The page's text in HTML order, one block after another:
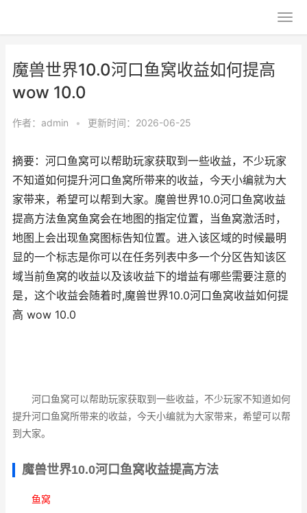
魔兽世界10.0河口鱼窝收益如何提高
wow 10.0
作者： admin • 更新时间：2026-06-25
摘要：河口鱼窝可以帮助玩家获取到一些收益，不少玩家
不知道如何提升河口鱼窝所带来的收益，今天小编就为大
家带来，希望可以帮到大家。魔兽世界10.0河口鱼窝收益
提高方法鱼窝鱼窝会在地图的指定位置，当鱼窝激活时，
地图上会出现鱼窝图标告知位置。进入该区域的时候最明
显的一个标志是你可以在任务列表中多一个分区告知该区
域当前鱼窝的收益以及该收益下的增益有哪些需要注意的
是，这个收益会随着时,魔兽世界10.0河口鱼窝收益如何提
高 wow 10.0
河口鱼窝可以帮助玩家获取到一些收益，不少玩家不知道如何
提升河口鱼窝所带来的收益，今天小编就为大家带来，希望可以帮
到大家。
魔兽世界10.0河口鱼窝收益提高方法
鱼窝